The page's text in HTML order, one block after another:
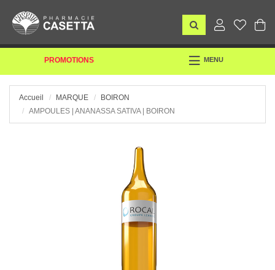
PROMOTIONS
TOGGLE
MENU
Accueil MARQUE
BOIRON
AMPOULES | ANANASSA SATIVA | BOIRON